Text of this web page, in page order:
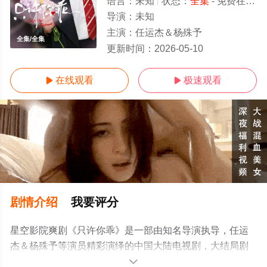
全集/全集
导演： 未知
主演： 任运杰＆杨殊予
更新时间： 2026-05-10
 在线观看  极速观看
剧情介绍 我要评分
星空影院爽剧《只许你乖》是一部由知名导演执导，任运
杰＆杨殊予等演员精彩演绎的中国大陆电视剧，大结局剧
情已揭晓（全集），手机免费观看高清无删减完整版电视
